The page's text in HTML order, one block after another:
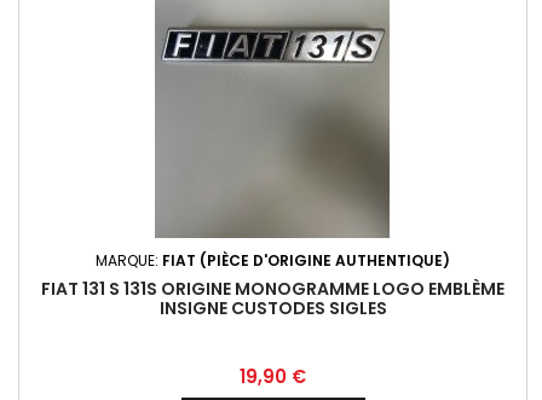
MARQUE: FIAT (PIÈCE D'ORIGINE AUTHENTIQUE)
FIAT 131 S 131S ORIGINE MONOGRAMME LOGO EMBLÈME
INSIGNE CUSTODES SIGLES
Prix
19,90 €